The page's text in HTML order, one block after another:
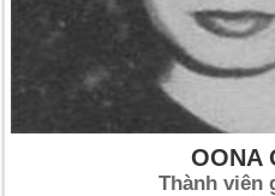
OONA
Thành viên